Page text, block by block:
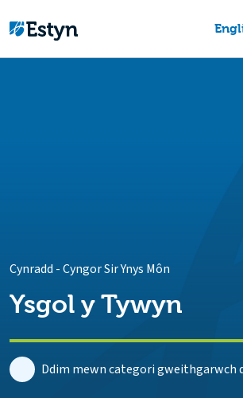
Cynradd -Cyngor Sir Ynys Môn
Ysgol y Tywyn
Ddim mewn categori gweithgarwch